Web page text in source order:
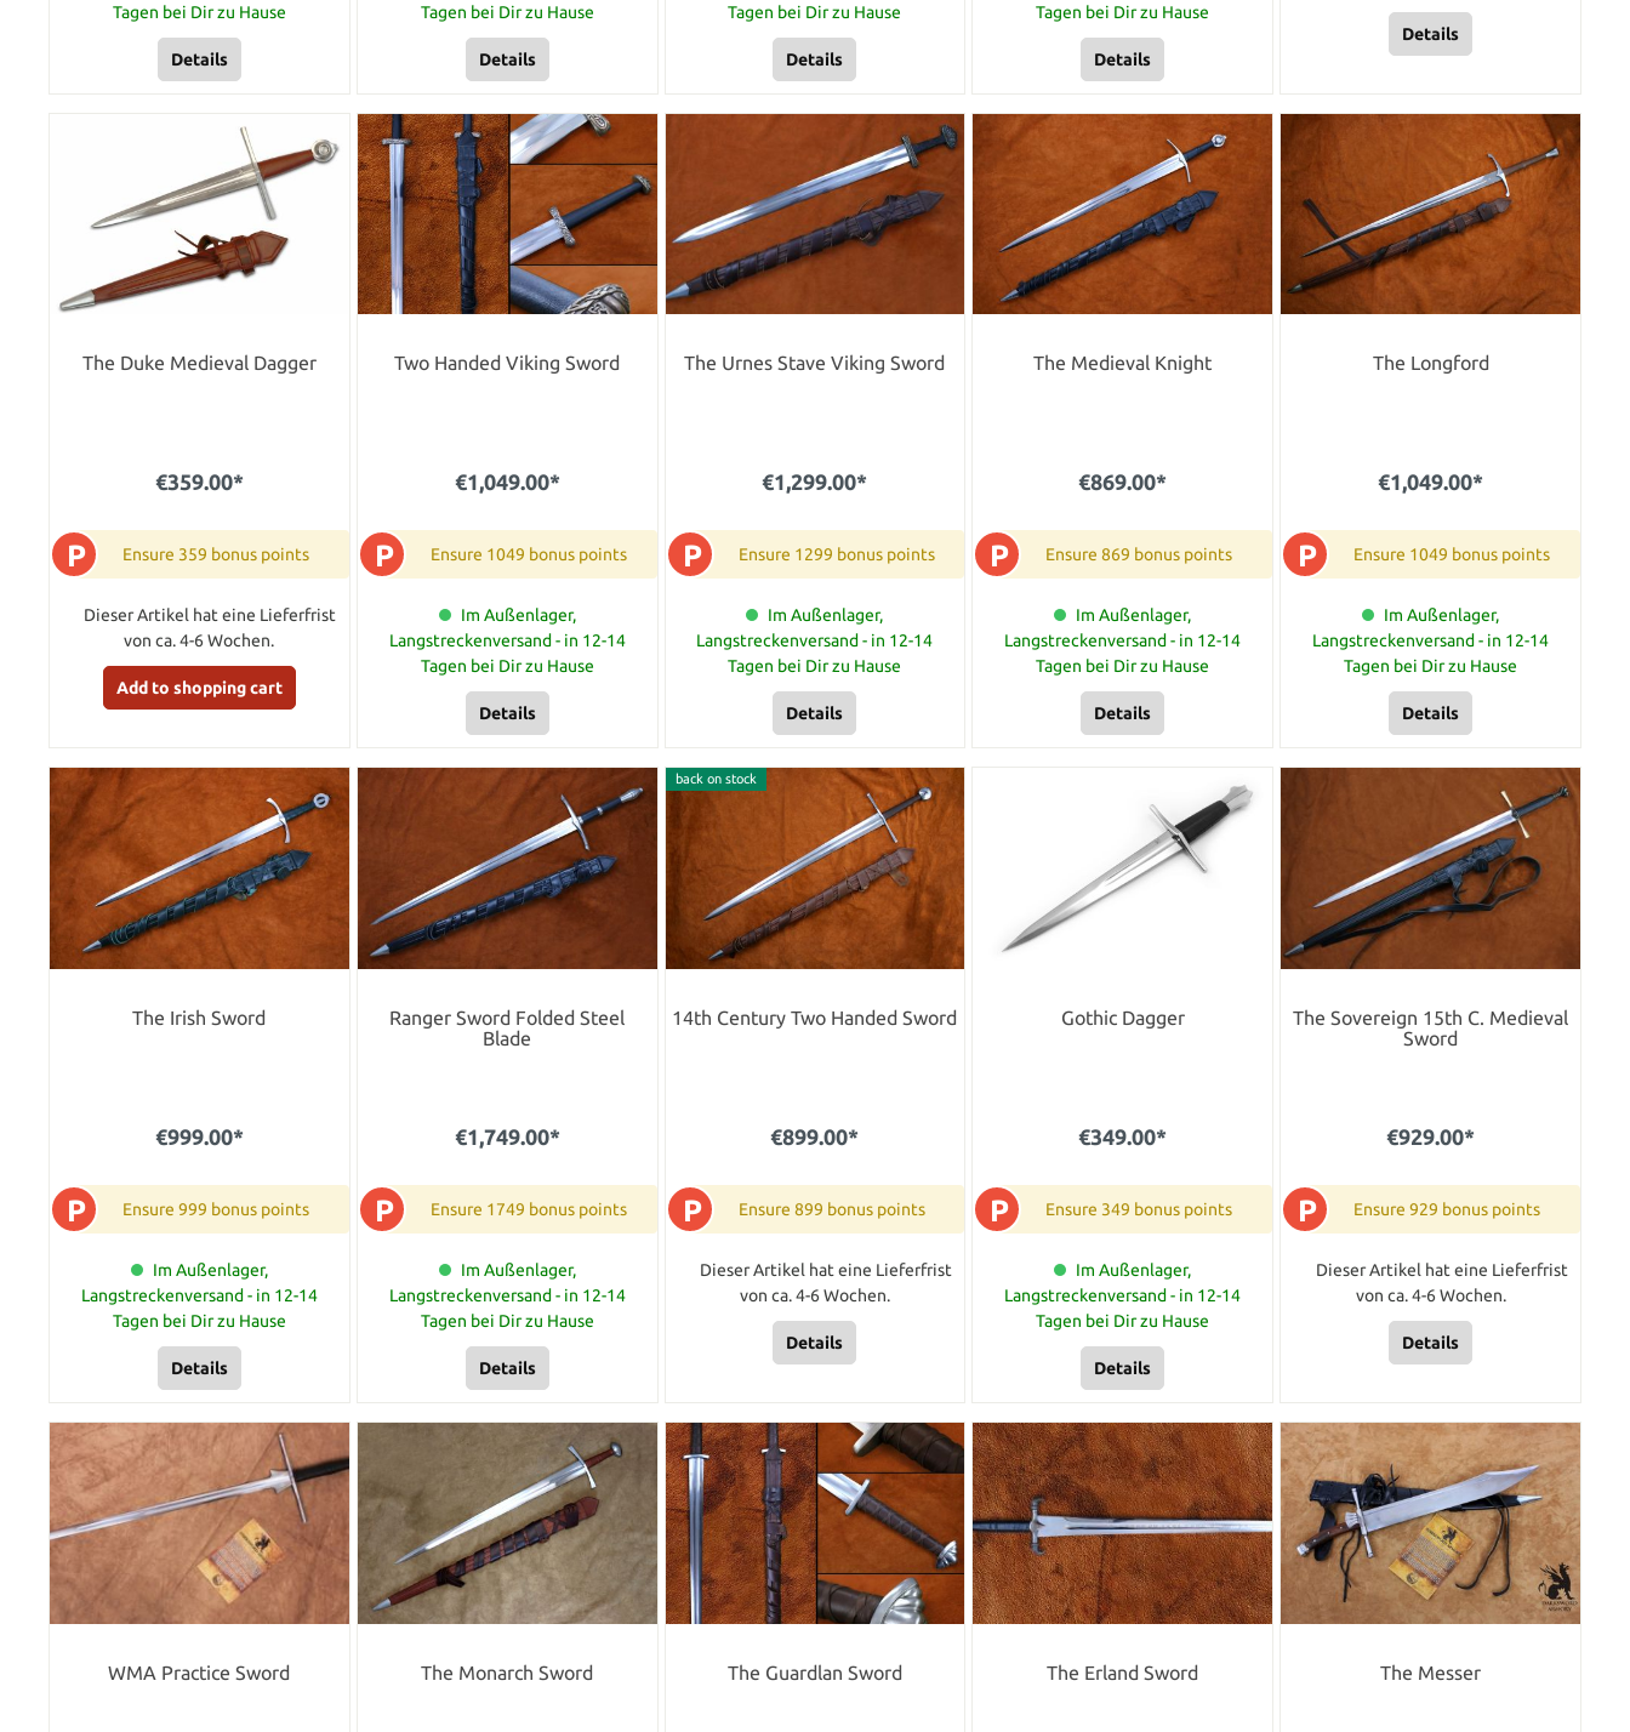
Tagen bei Dir zu Hause
Details
Tagen bei Dir zu Hause
Details
Tagen bei Dir zu Hause
Details
Tagen bei Dir zu Hause
Details
Details
The Duke Medieval Dagger
€359.00*
P Ensure 359 bonus points
Dieser Artikel hat eine Lieferfrist
von ca. 4-6 Wochen.
Add to shopping cart
Two Handed Viking Sword
€1,049.00*
P Ensure 1049 bonus points
Im Außenlager,
Langstreckenversand - in 12-14
Tagen bei Dir zu Hause
Details
The Urnes Stave Viking Sword
€1,299.00*
P Ensure 1299 bonus points
Im Außenlager,
Langstreckenversand - in 12-14
Tagen bei Dir zu Hause
Details
The Medieval Knight
€869.00*
P Ensure 869 bonus points
Im Außenlager,
Langstreckenversand - in 12-14
Tagen bei Dir zu Hause
Details
The Longford
€1,049.00*
P Ensure 1049 bonus points
Im Außenlager,
Langstreckenversand - in 12-14
Tagen bei Dir zu Hause
Details
The Irish Sword
€999.00*
P Ensure 999 bonus points
Im Außenlager,
Langstreckenversand - in 12-14
Tagen bei Dir zu Hause
Details
Ranger Sword Folded Steel
Blade
€1,749.00*
P Ensure 1749 bonus points
Im Außenlager,
Langstreckenversand - in 12-14
Tagen bei Dir zu Hause
Details
back on stock
14th Century Two Handed Sword
€899.00*
P Ensure 899 bonus points
Dieser Artikel hat eine Lieferfrist
von ca. 4-6 Wochen.
Details
Gothic Dagger
€349.00*
P Ensure 349 bonus points
Im Außenlager,
Langstreckenversand - in 12-14
Tagen bei Dir zu Hause
Details
The Sovereign 15th C. Medieval
Sword
€929.00*
P Ensure 929 bonus points
Dieser Artikel hat eine Lieferfrist
von ca. 4-6 Wochen.
Details
WMA Practice Sword The Monarch Sword The Guardlan Sword The Erland Sword The Messer